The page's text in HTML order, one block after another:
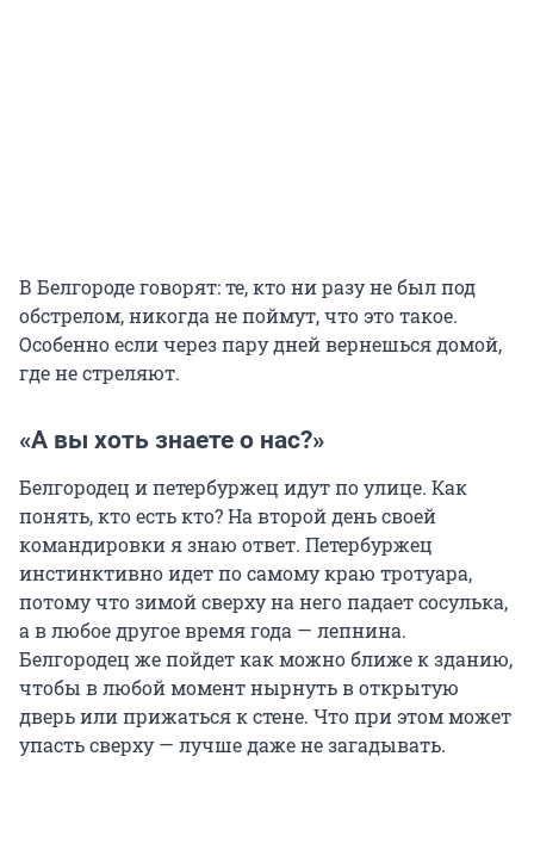
В Белгороде говорят: те, кто ни разу не был под
обстрелом, никогда не поймут, что это такое.
Особенно если через пару дней вернешься домой,
где не стреляют.
«А вы хоть знаете о нас?»
Белгородец и петербуржец идут по улице. Как
понять, кто есть кто? На второй день своей
командировки я знаю ответ. Петербуржец
инстинктивно идет по самому краю тротуара,
потому что зимой сверху на него падает сосулька,
а в любое другое время года — лепнина.
Белгородец же пойдет как можно ближе к зданию,
чтобы в любой момент нырнуть в открытую
дверь или прижаться к стене. Что при этом может
упасть сверху — лучше даже не загадывать.